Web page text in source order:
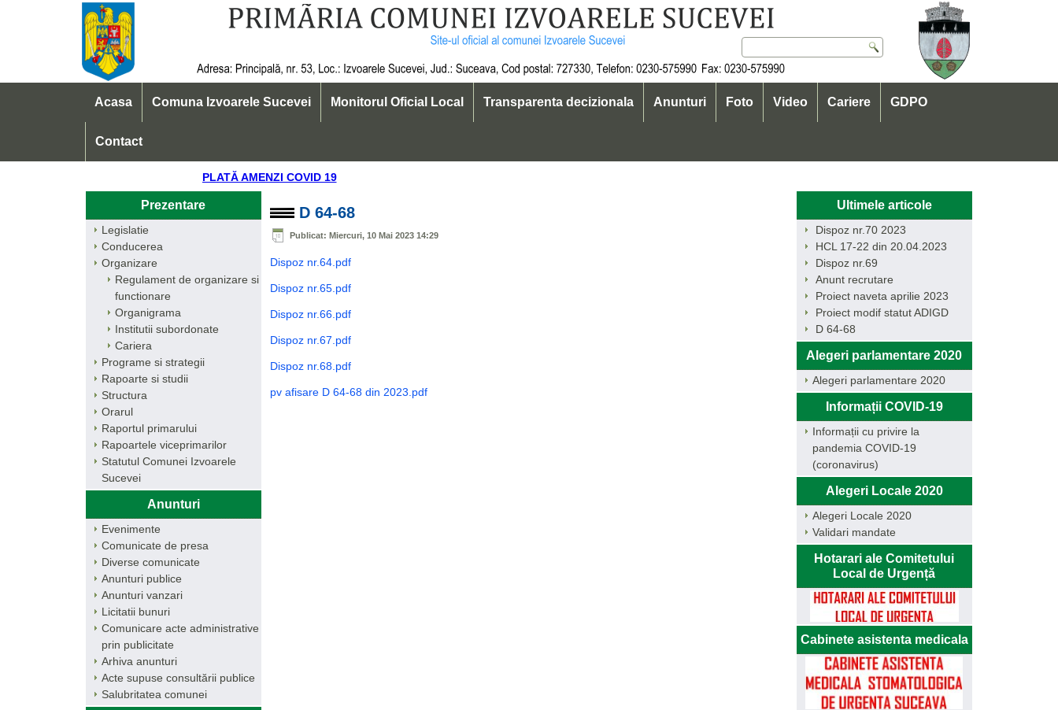
Acasa Comuna Izvoarele Sucevei Monitorul Oficial Local Transparenta decizionala Anunturi Foto Video Cariere GDPO
Contact
PLATĂ AMENZI COVID 19
Prezentare
Legislatie
Conducerea
Organizare
Regulament de organizare si
functionare
Organigrama
Institutii subordonate
Cariera
Programe si strategii
Rapoarte si studii
Structura
Orarul
Raportul primarului
Rapoartele viceprimarilor
Statutul Comunei Izvoarele
Sucevei
Anunturi
Evenimente
Comunicate de presa
Diverse comunicate
Anunturi publice
Anunturi vanzari
Licitatii bunuri
Comunicare acte administrative
prin publicitate
Arhiva anunturi
Acte supuse consultării publice
Salubritatea comunei
D 64-68
Publicat: Miercuri, 10 Mai 2023 14:29
Dispoz nr.64.pdf
Dispoz nr.65.pdf
Dispoz nr.66.pdf
Dispoz nr.67.pdf
Dispoz nr.68.pdf
pv afisare D 64-68 din 2023.pdf
Ultimele articole
Dispoz nr.70 2023
HCL 17-22 din 20.04.2023
Dispoz nr.69
Anunt recrutare
Proiect naveta aprilie 2023
Proiect modif statut ADIGD
D 64-68
Alegeri parlamentare 2020
Alegeri parlamentare 2020
Informații COVID-19
Informații cu privire la
pandemia COVID-19
(coronavirus)
Alegeri Locale 2020
Alegeri Locale 2020
Validari mandate
Hotarari ale Comitetului
Local de Urgență
Cabinete asistenta medicala